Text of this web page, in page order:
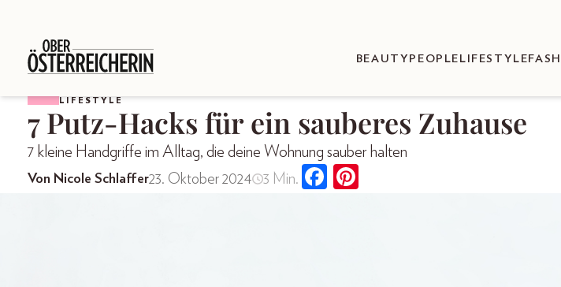
BEAUTY PEOPLE LIFESTYLE
LIFESTYLE
7 Putz-Hacks für ein sauberes Zuhause
7 kleine Handgriffe im Alltag, die deine Wohnung sauber halten
Von Nicole Schlaffer23. Oktober 2024 3 Min.